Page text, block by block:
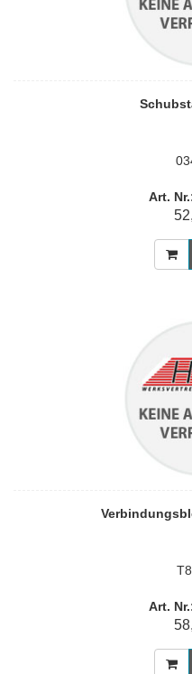
Art.
Art.